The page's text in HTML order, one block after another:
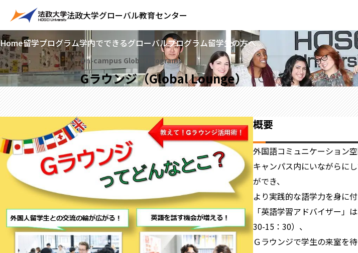
法政大学グローバル教育センター
Home留学プログラム学内でできるグローバルプログラム留学生の方へ
On-campus Global Programs
Gラウンジ（Global Lounge）
概要
外国語コミュニケーション
キャンパス内にいながらに
ができ、
より実践的な語学力を身に
「英語学習アドバイザー」
30-15：30）、
Ｇラウンジで学生の来室を